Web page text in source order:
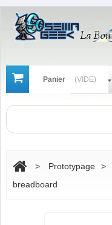
Panier (VIDE)Fr
> Prototypage >
breadboard